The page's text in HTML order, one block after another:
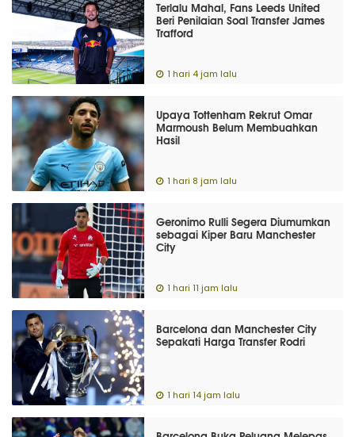
Terlalu Mahal, Fans Leeds United
Beri Penilaian Soal Transfer James
Trafford
1 hari 4 jam lalu
Upaya Tottenham Rekrut Omar
Marmoush Belum Membuahkan
Hasil
1 hari 8 jam lalu
Geronimo Rulli Segera Diumumkan
sebagai Kiper Baru Manchester
City
1 hari 11 jam lalu
Barcelona dan Manchester City
Sepakati Harga Transfer Rodri
1 hari 14 jam lalu